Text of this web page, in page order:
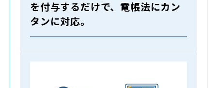
を付与するだけで、電帳法にカン
タンに対応。